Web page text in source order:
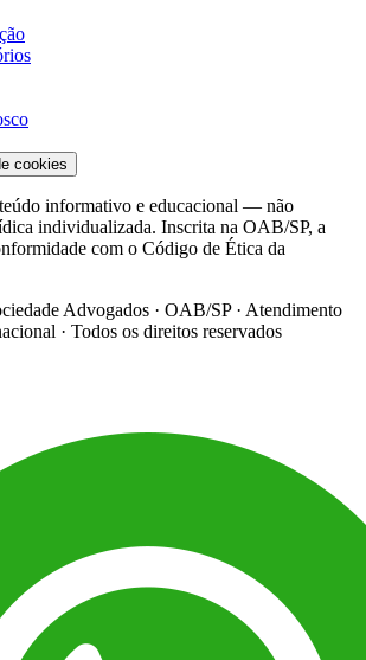
cookies
informativo e educacional — não
individualizada. Inscrita na OAB/SP, a
com o Código de Ética da
Advogados · OAB/SP · Atendimento
· Todos os direitos reservados